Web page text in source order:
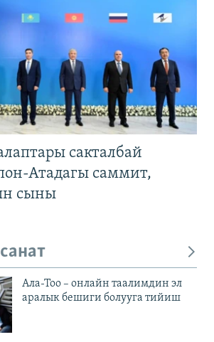
сакталбай
Атадагы саммит,
сыны
Ала-Тоо – онлайн таалимдин эл
аралык бешиги болууга тийиш